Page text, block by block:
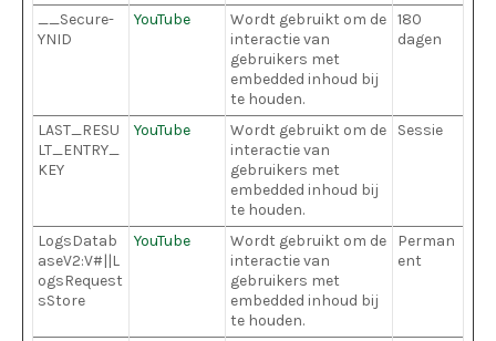
__Secure-
YNID
YouTube
Wordt gebruikt om de
interactie van
gebruikers met
embedded inhoud bij
te houden.
180
dagen
LAST_RESU
LT_ENTRY_
KEY
YouTube
Wordt gebruikt om de
interactie van
gebruikers met
embedded inhoud bij
te houden.
Sessie
LogsDatab
aseV2:V#||L
ogsRequest
sStore
YouTube
Wordt gebruikt om de
interactie van
gebruikers met
embedded inhoud bij
te houden.
Perman
ent